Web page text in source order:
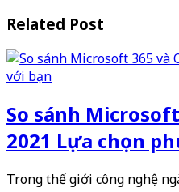
Related Post
So sánh
2021 Lựa chọn
Trong thế giới công nghệ